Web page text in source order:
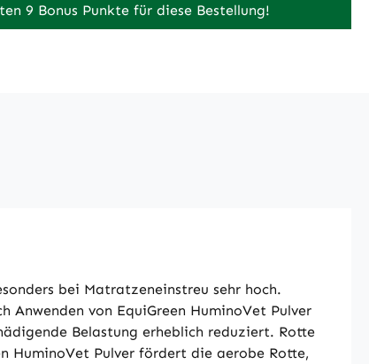
9 Bonus Punkte für diese Bestellung!
bei Matratzeneinstreu sehr hoch.
Anwenden von EquiGreen HuminoVet Pulver
Belastung erheblich reduziert. Rotte
HuminoVet Pulver fördert die aerobe Rotte,